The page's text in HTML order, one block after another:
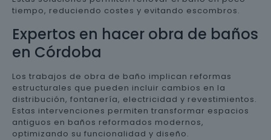
tiempo, reduciendo costes y evitando escombros.
Expertos en hacer obra de baños
en Córdoba
Los trabajos de obra de baño implican reformas
estructurales que pueden incluir cambios en la
distribución, fontanería, electricidad y revestimientos.
Estas intervenciones permiten transformar espacios
antiguos en baños reformados modernos,
optimizando su funcionalidad y diseño.